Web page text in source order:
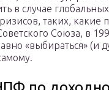
в случае
таких, какие
Союза, в
«выбираться» (и